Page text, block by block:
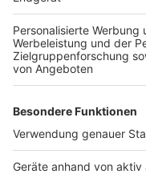
Weitere
Anzeige
Legionellen-Tote in
Brühl: Rat beschließt